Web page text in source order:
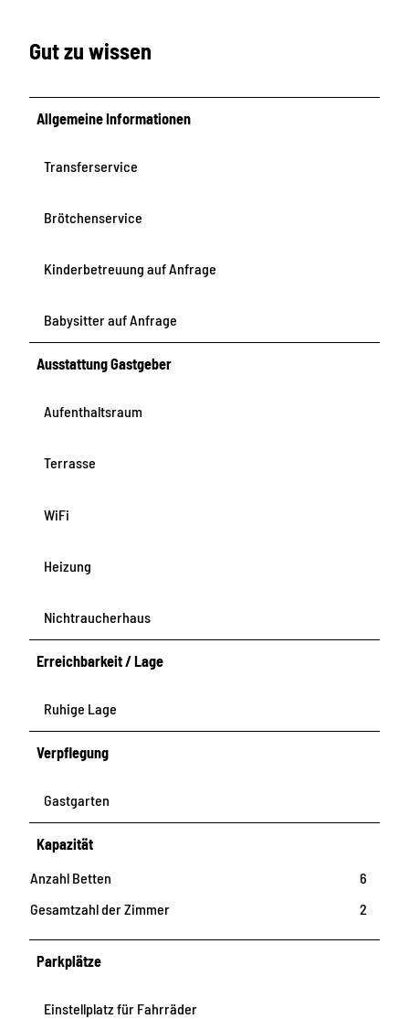
Gut zu wissen
Allgemeine Informationen
Transferservice
Brötchenservice
Kinderbetreuung auf Anfrage
Babysitter auf Anfrage
Ausstattung Gastgeber
Aufenthaltsraum
Terrasse
WiFi
Heizung
Nichtraucherhaus
Erreichbarkeit / Lage
Ruhige Lage
Verpflegung
Gastgarten
Kapazität
Anzahl Betten
6
Gesamtzahl der Zimmer
2
Parkplätze
Einstellplatz für Fahrräder